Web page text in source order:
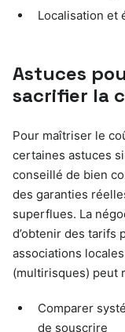
Localisation et
Astuces
sacrifier la
Pour maîtriser le
certaines astuces
conseillé de bien
des garanties
superflues. La
d’obtenir des tarifs
associations
(multirisques) peut
Comparer
de souscrire